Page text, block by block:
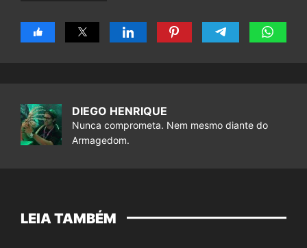
DIEGO HENRIQUE
Nunca comprometa. Nem mesmo diante do
Armagedom.
LEIA TAMBÉM